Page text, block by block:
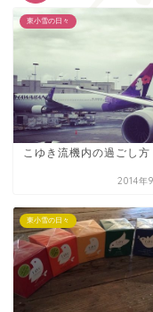
東小雪の日々
こゆき流機内の過ごし方
2014年
東小雪の日々